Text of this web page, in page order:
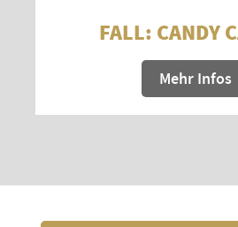
FALL: CANDY
Mehr Infos